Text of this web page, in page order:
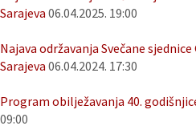
Sarajeva 06.04.2025. 19:00
Najava održavanja Svečane
Sarajeva 06.04.2024. 17:30
Program obilježavanja 40.
09:00